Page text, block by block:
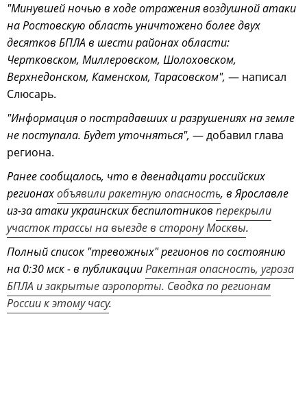
"Минувшей ночью в ходе отражения воздушной атаки
на Ростовскую область уничтожено более двух
десятков БПЛА в шести районах области:
Чертковском, Миллеровском, Шолоховском,
Верхнедонском, Каменском, Тарасовском", — написал
Слюсарь.
"Информация о пострадавших и разрушениях на земле
не поступала. Будет уточняться", — добавил глава
региона.
Ранее сообщалось, что в двенадцати российских
регионахобъявили ракетную опасность, в Ярославле
из-за атаки украинских беспилотников перекрыли
участок трассы на выезде в сторону Москвы.
Полный список "тревожных" регионов по состоянию
на 0:30 мск - в публикацииРакетная опасность, угроза
БПЛА и закрытые аэропорты. Сводка по регионам
России к этому часу.